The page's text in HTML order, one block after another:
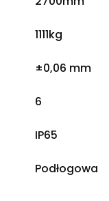
1111kg
±0,06 mm
6
IP65
Podłogowa